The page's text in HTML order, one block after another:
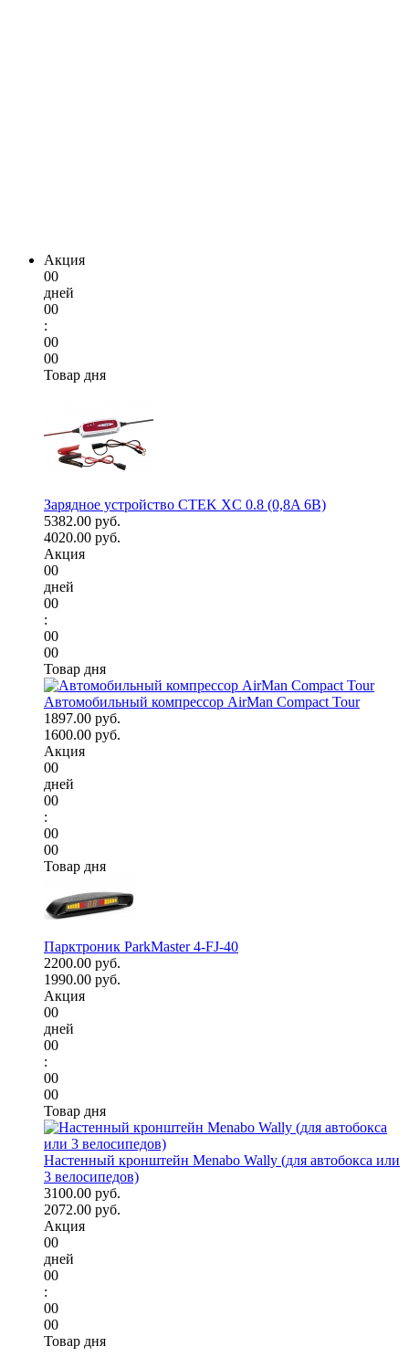
Акция
00
дней
00
:
00
00
Товар дня
Зарядное устройство CTEK XC 0.8 (0,8A 6В)
5382.00 руб.
4020.00 руб.
Акция
00
дней
00
:
00
00
Товар дня
Автомобильный компрессор AirMan Compact Tour
1897.00 руб.
1600.00 руб.
Акция
00
дней
00
:
00
00
Товар дня
Парктроник ParkMaster 4-FJ-40
2200.00 руб.
1990.00 руб.
Акция
00
дней
00
:
00
00
Товар дня
Настенный кронштейн Menabo Wally (для автобокса или
3 велосипедов)
3100.00 руб.
2072.00 руб.
Акция
00
дней
00
:
00
00
Товар дня